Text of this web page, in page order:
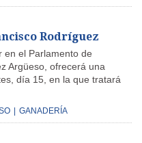
Rodríguez
en el Parlamento de
Argüeso, ofrecerá una
día 15, en la que tratará
GANADERÍA